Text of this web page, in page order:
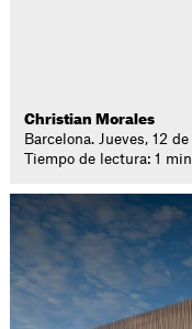
Christian Morales
Barcelona. Jueves, 12
Tiempo de lectura: 1